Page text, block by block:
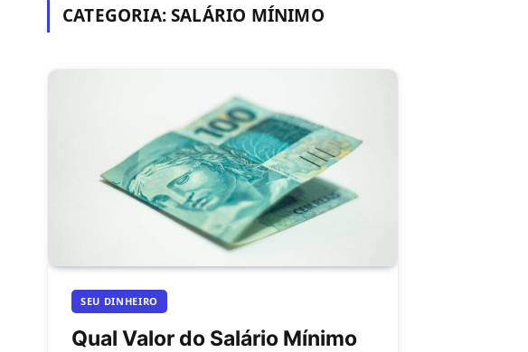
CATEGORIA:SALÁRIO MÍNIMO
SEU DINHEIRO
Qual Valor do Salário Mínimo